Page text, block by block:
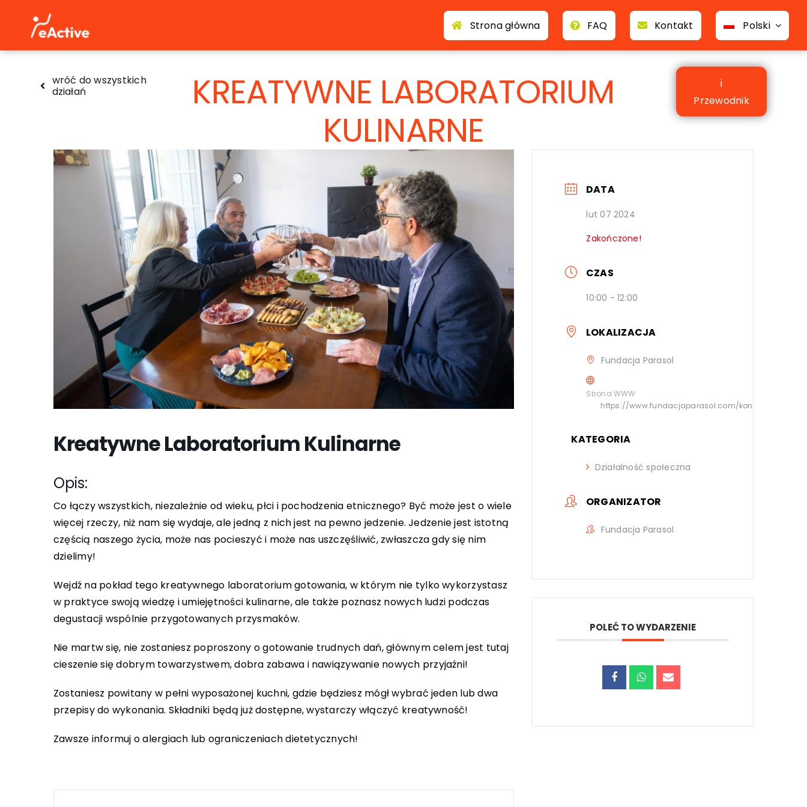
content
Strona główna FAQ Kontakt Polski
wróć do wszystkich
działań
KREATYWNE LABORATORIUM
KULINARNE
ℹ
Przewodnik
Kreatywne Laboratorium Kulinarne
Opis:
Co łączy wszystkich, niezależnie od wieku, płci i pochodzenia etnicznego? Być może jest o wiele
więcej rzeczy, niż nam się wydaje, ale jedną z nich jest na pewno jedzenie. Jedzenie jest istotną
częścią naszego życia, może nas pocieszyć i może nas uszczęśliwić, zwłaszcza gdy się nim
dzielimy!
Wejdź na pokład tego kreatywnego laboratorium gotowania, w którym nie tylko wykorzystasz
w praktyce swoją wiedzę i umiejętności kulinarne, ale także poznasz nowych ludzi podczas
degustacji wspólnie przygotowanych przysmaków.
Nie martw się, nie zostaniesz poproszony o gotowanie trudnych dań, głównym celem jest tutaj
cieszenie się dobrym towarzystwem, dobra zabawa i nawiązywanie nowych przyjaźni!
Zostaniesz powitany w pełni wyposażonej kuchni, gdzie będziesz mógł wybrać jeden lub dwa
przepisy do wykonania. Składniki będą już dostępne, wystarczy włączyć kreatywność!
Zawsze informuj o alergiach lub ograniczeniach dietetycznych!
DATA
lut 07 2024
Zakończone!
CZAS
10:00 - 12:00
LOKALIZACJA
Fundacja Parasol
Strona WWW
https://www.fundacjaparasol.com/kontakt/
KATEGORIA
Działalność społeczna
ORGANIZATOR
Fundacja Parasol
POLEĆ TO WYDARZENIE